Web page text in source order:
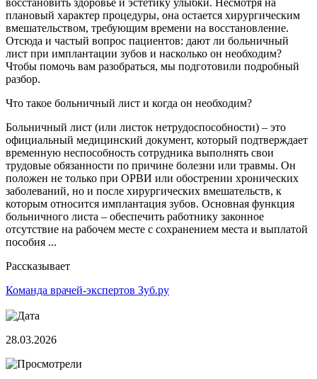
восстановить здоровье и эстетику улыбки. Несмотря на
плановый характер процедуры, она остается хирургическим
вмешательством, требующим времени на восстановление.
Отсюда и частый вопрос пациентов: дают ли больничный
лист при имплантации зубов и насколько он необходим?
Чтобы помочь вам разобраться, мы подготовили подробный
разбор.
Что такое больничный лист и когда он необходим?
Больничный лист (или листок нетрудоспособности) – это
официальный медицинский документ, который подтверждает
временную неспособность сотрудника выполнять свои
трудовые обязанности по причине болезни или травмы. Он
положен не только при ОРВИ или обострении хронических
заболеваний, но и после хирургических вмешательств, к
которым относится имплантация зубов. Основная функция
больничного листа – обеспечить работнику законное
отсутствие на рабочем месте с сохранением места и выплатой
пособия ...
Рассказывает
Команда врачей-экспертов Зуб.ру
28.03.2026